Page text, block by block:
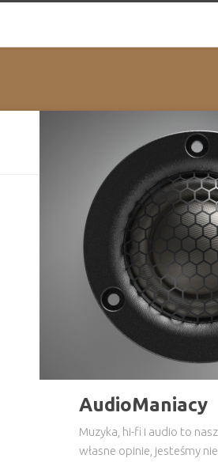
AudioManiacy
Muzyka, hi-fi i audio to
własne opinie, jesteśmy